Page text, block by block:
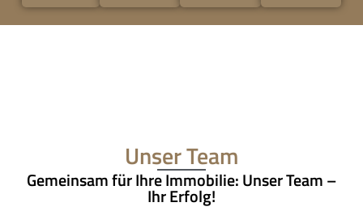
Unser Team
Gemeinsam für Ihre Immobilie: Unser Team –
Ihr Erfolg!